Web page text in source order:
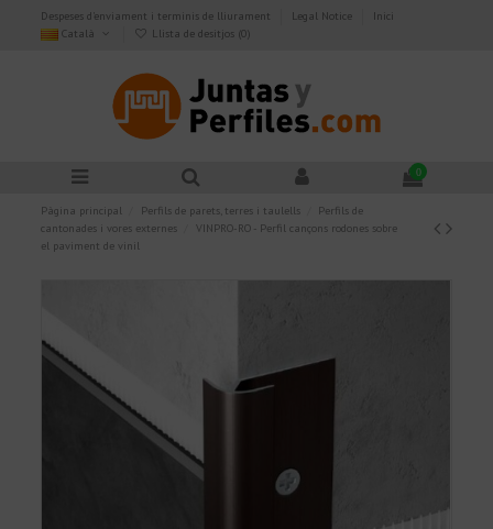
Despeses d'enviament i terminis de lliurament Legal Notice
Inici
Català
Llista de desitjos (0)
0
Pàgina principal Perfils de parets, terres i taulells
Perfils de
cantonades i vores externes
VINPRO-RO - Perfil cançons rodones sobre
el paviment de vinil